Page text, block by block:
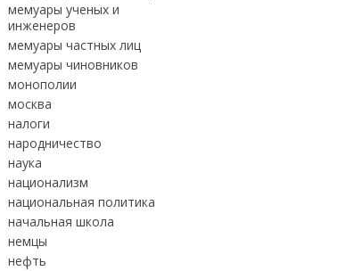
мемуары ученых и
инженеров
мемуары частных лиц
мемуары чиновников
монополии
москва
налоги
народничество
наука
национализм
национальная политика
начальная школа
немцы
нефть